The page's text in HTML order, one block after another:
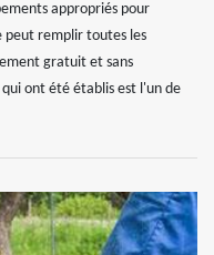
appropriés pour
peut remplir toutes les
gratuit et sans
ont été établis est l'un de